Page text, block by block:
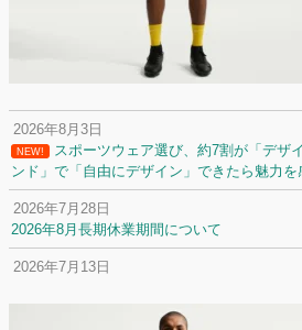
2026年8月3日
NEW!
スポーツウェア選び、約7割が「デザ
ンド」で「自由にデザイン」できたら魅力を
2026年7月28日
2026年8月長期休業期間について
2026年7月13日